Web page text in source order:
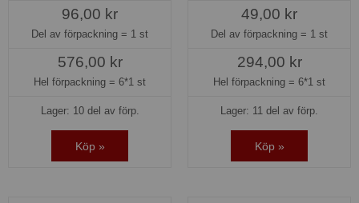
96,00 kr
Del av förpackning = 1 st
576,00 kr
Hel förpackning = 6*1 st
Lager: 10 del av förp.
Köp »
49,00 kr
Del av förpackning = 1 st
294,00 kr
Hel förpackning = 6*1 st
Lager: 11 del av förp.
Köp »